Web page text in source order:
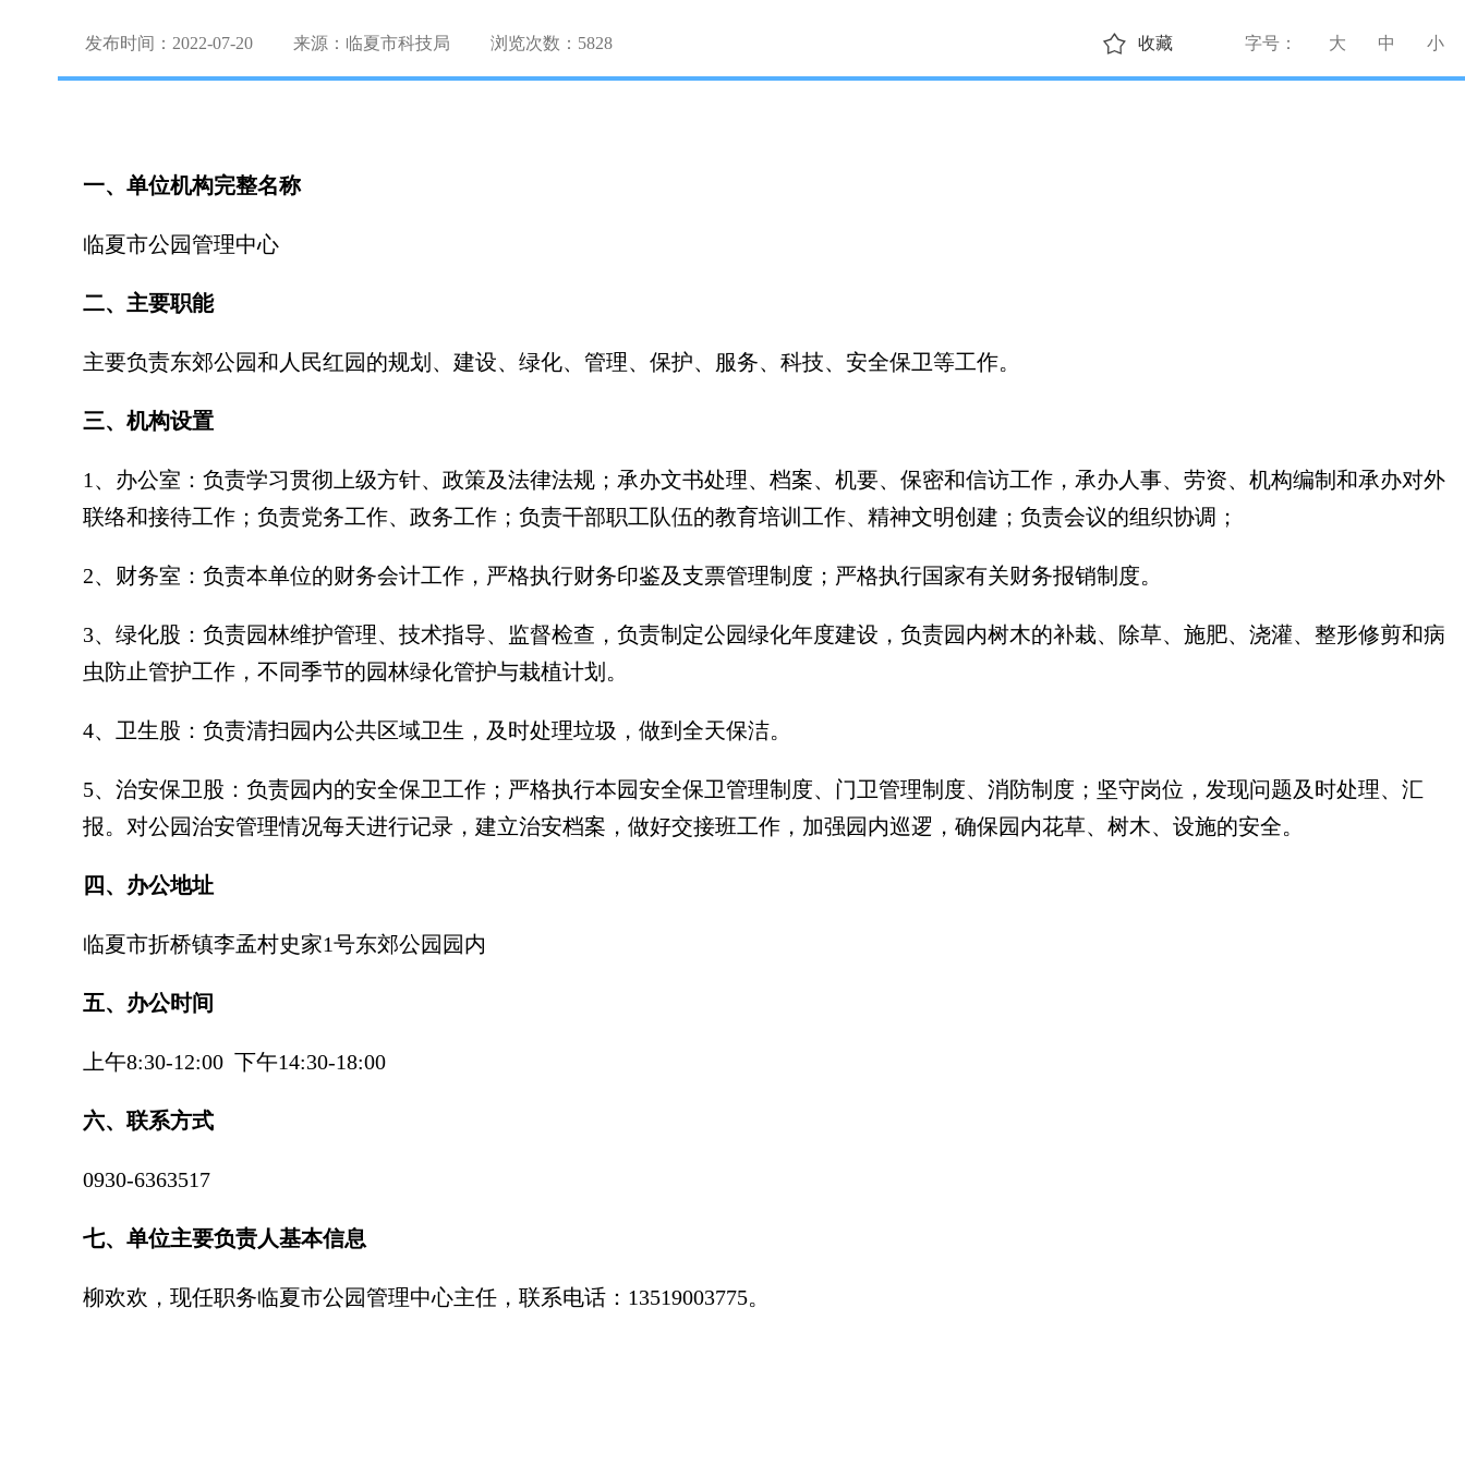
发布时间：2022-07-20 来源：临夏市科技局 浏览次数： 5828 字号： 大 中 小
收藏
一、单位机构完整名称
临夏市公园管理中心
二、主要职能
主要负责东郊公园和人民红园的规划、建设、绿化、管理、保护、服务、科技、安全保卫等工作。
三、机构设置
1、办公室：负责学习贯彻上级方针、政策及法律法规；承办文书处理、档案、机要、保密和信访工作，承办人事、劳资、机构编制和承办对外
联络和接待工作；负责党务工作、政务工作；负责干部职工队伍的教育培训工作、精神文明创建；负责会议的组织协调；
2、财务室：负责本单位的财务会计工作，严格执行财务印鉴及支票管理制度；严格执行国家有关财务报销制度。
3、绿化股：负责园林维护管理、技术指导、监督检查，负责制定公园绿化年度建设，负责园内树木的补栽、除草、施肥、浇灌、整形修剪和病
虫防止管护工作，不同季节的园林绿化管护与栽植计划。
4、卫生股：负责清扫园内公共区域卫生，及时处理垃圾，做到全天保洁。
5、治安保卫股：负责园内的安全保卫工作；严格执行本园安全保卫管理制度、门卫管理制度、消防制度；坚守岗位，发现问题及时处理、汇
报。对公园治安管理情况每天进行记录，建立治安档案，做好交接班工作，加强园内巡逻，确保园内花草、树木、设施的安全。
四、办公地址
临夏市折桥镇李孟村史家1号东郊公园园内
五、办公时间
上午8:30-12:00 下午14:30-18:00
六、联系方式
0930-6363517
七、单位主要负责人基本信息
柳欢欢， 现任职务临夏市公园管理中心主任， 联系电话：13519003775。